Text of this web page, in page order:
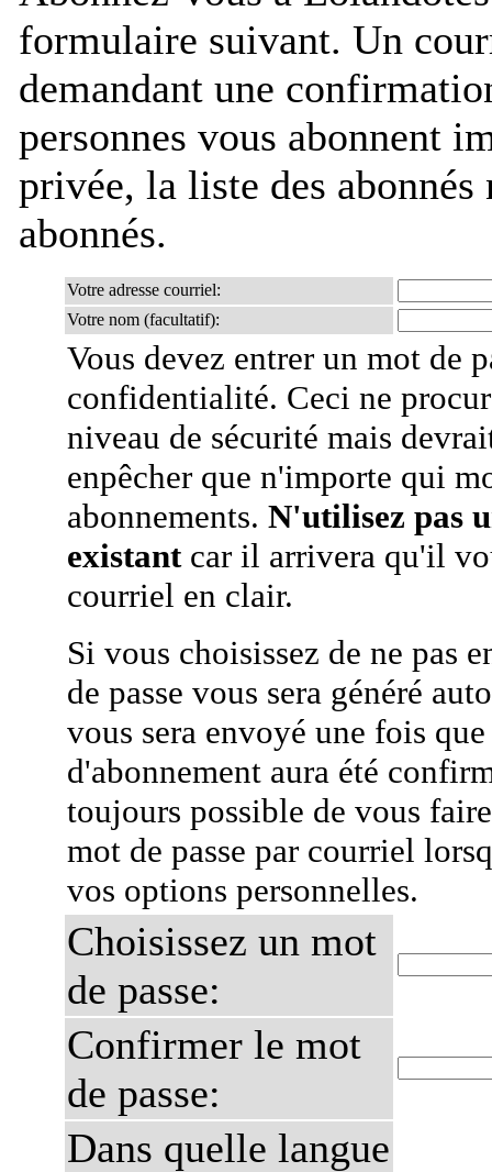
formulaire suivant. Un
demandant une
personnes vous abonnent
privée, la liste des
abonnés.
Votre adresse courriel:
Votre nom (facultatif):
Vous devez entrer un mot de
confidentialité. Ceci ne
niveau de sécurité mais
enpêcher que n'importe qui
abonnements. N'utilisez pas
existantcar il arrivera qu'il
courriel en clair.
Si vous choisissez de ne pas
de passe vous sera généré
vous sera envoyé une fois
d'abonnement aura été
toujours possible de vous
mot de passe par courriel
vos options personnelles.
Choisissez un mot
de passe:
Confirmer le mot
de passe:
Dans quelle langue